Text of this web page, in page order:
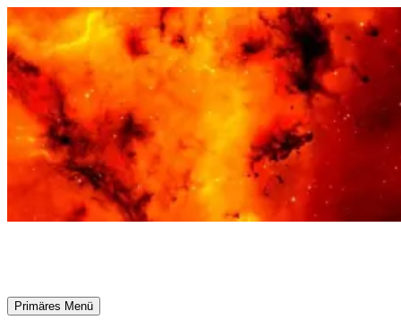
Zum
Inhalt
springen
Suchen
Primäres Menü